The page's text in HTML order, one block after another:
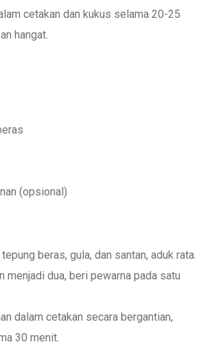
cetakan dan kukus selama 20-25
hangat.
(opsional)
beras, gula, dan santan, aduk rata.
menjadi dua, beri pewarna pada satu
dalam cetakan secara bergantian,
30 menit.